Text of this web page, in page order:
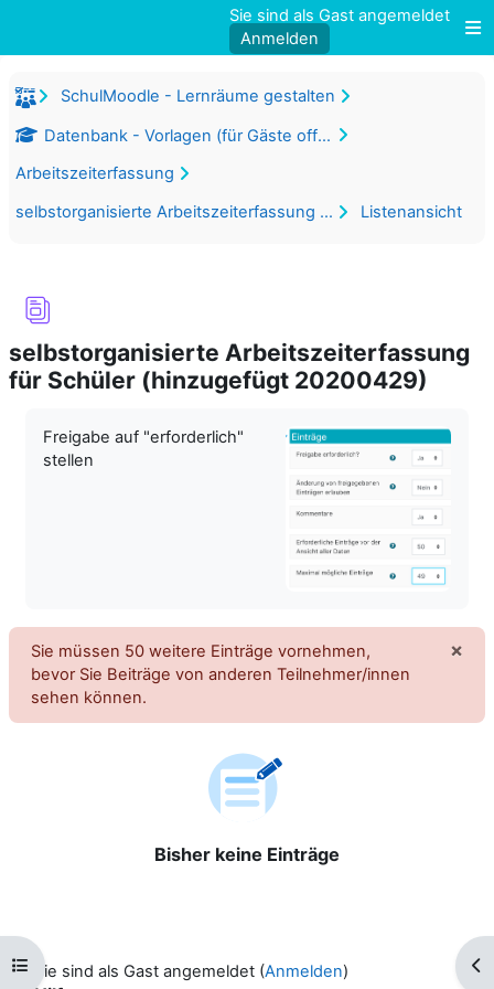
Sie sind als Gast angemeldet
Anmelden
Kursindex öffnen
SchulMoodle - Lernräume gestalten
Datenbank - Vorlagen (für Gäste offen)
Arbeitszeiterfassung
selbstorganisierte Arbeitszeiterfassung für Schüler (hinzugefügt 20200429)
Listenansicht
selbstorganisierte Arbeitszeiterfassung
für Schüler (hinzugefügt 20200429)
Freigabe auf "erforderlich"
stellen
Sie müssen 50 weitere Einträge vornehmen,
bevor Sie Beiträge von anderen Teilnehmer/innen
sehen können.
×
Bisher keine Einträge
Sie sind als Gast angemeldet (Anmelden)